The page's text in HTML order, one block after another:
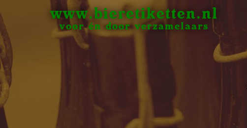
www.bieretiketten.nl
voor én door verzamelaars